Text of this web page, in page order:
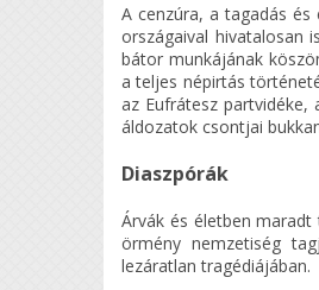
A cenzúra, a tagadás
országaival hivatalosan
bátor munkájának
a teljes népirtás
az Eufrátesz partvidéke,
áldozatok csontjai
Diaszpórák
Árvák és életben
örmény nemzetiség
lezáratlan tragédiájában.